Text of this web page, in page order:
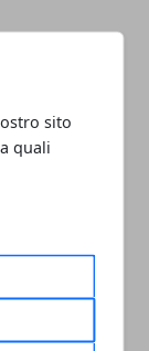
sito
quali
anche